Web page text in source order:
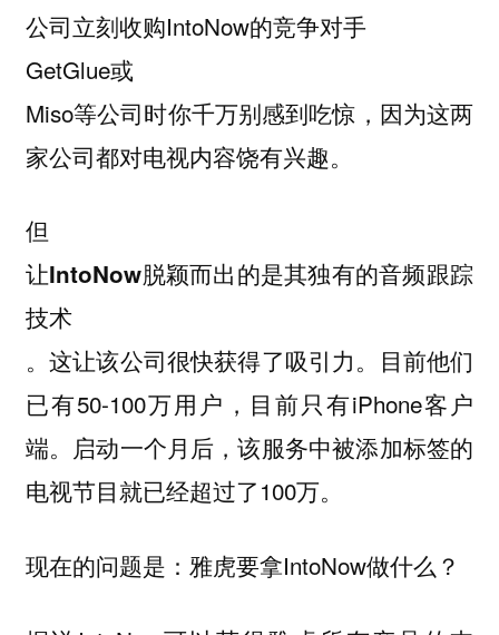
公司立刻收购IntoNow的竞争对手
GetGlue或
Miso等公司时你千万别感到吃惊，因为这两
家公司都对电视内容饶有兴趣。
但
让IntoNow脱颖而出的是其独有的音频跟踪
技术
。这让该公司很快获得了吸引力。目前他们
已有50-100万用户，目前只有iPhone客户
端。启动一个月后，该服务中被添加标签的
电视节目就已经超过了100万。
现在的问题是：雅虎要拿IntoNow做什么？